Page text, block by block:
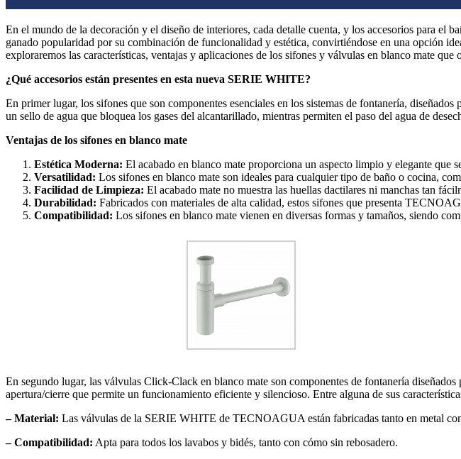
En el mundo de la decoración y el diseño de interiores, cada detalle cuenta, y los accesorios para el
ganado popularidad por su combinación de funcionalidad y estética, convirtiéndose en una opción
exploraremos las características, ventajas y aplicaciones de los sifones y válvulas en blanco mate
¿Qué accesorios están presentes en esta nueva SERIE WHITE?
En primer lugar, los sifones que son componentes esenciales en los sistemas de fontanería,
un sello de agua que bloquea los gases del alcantarillado, mientras permiten el paso del agua de
Ventajas de los sifones en blanco mate
Estética Moderna: El acabado en blanco mate proporciona un aspecto limpio y elegante que
Versatilidad: Los sifones en blanco mate son ideales para cualquier tipo de baño o cocina,
Facilidad de Limpieza: El acabado mate no muestra las huellas dactilares ni manchas tan
Durabilidad: Fabricados con materiales de alta calidad, estos sifones que presenta
Compatibilidad: Los sifones en blanco mate vienen en diversas formas y tamaños, siendo
En segundo lugar, las válvulas Click-Clack en blanco mate son componentes de fontanería
apertura/cierre que permite un funcionamiento eficiente y silencioso. Entre alguna de sus
– Material: Las válvulas de la SERIE WHITE de TECNOAGUA están fabricadas tanto en metal
– Compatibilidad: Apta para todos los lavabos y bidés, tanto con cómo sin rebosadero.